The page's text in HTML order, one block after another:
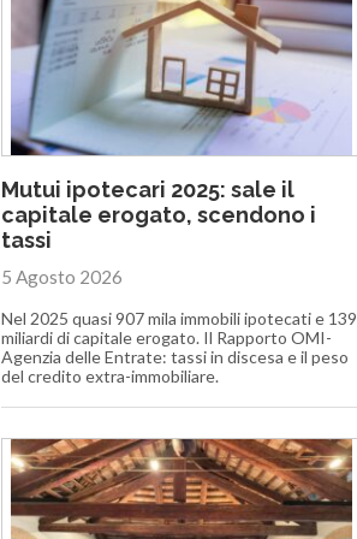
Mutui ipotecari 2025: sale il
capitale erogato, scendono i
tassi
5 Agosto 2026
Nel 2025 quasi 907 mila immobili ipotecati e 139
miliardi di capitale erogato. Il Rapporto OMI-
Agenzia delle Entrate: tassi in discesa e il peso
del credito extra-immobiliare.